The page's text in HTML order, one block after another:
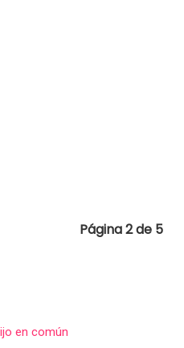
Página 2 de 5
en común